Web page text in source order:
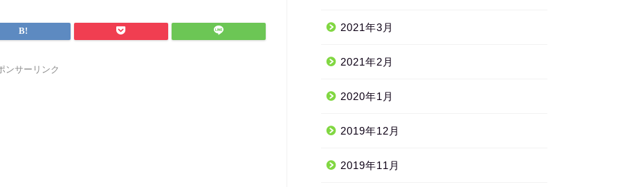
ンサーリンク
2021年3月
2021年2月
2020年1月
2019年12月
2019年11月